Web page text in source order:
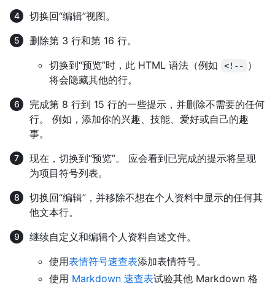
切换回“编辑”视图。
删除第 3 行和第 16 行。
切换到“预览”时，此 HTML 语法（例如
<!--
）
将会隐藏其他的行。
完成第 8 行到 15 行的一些提示，并删除不需要的任何
行。 例如，添加你的兴趣、技能、爱好或自己的趣
事。
现在，切换到“预览”。 应会看到已完成的提示将呈现
为项目符号列表。
切换回“编辑”，并移除不想在个人资料中显示的任何其
他文本行。
继续自定义和编辑个人资料自述文件。
使用表情符号速查表添加表情符号。
使用 Markdown 速查表试验其他 Markdown 格